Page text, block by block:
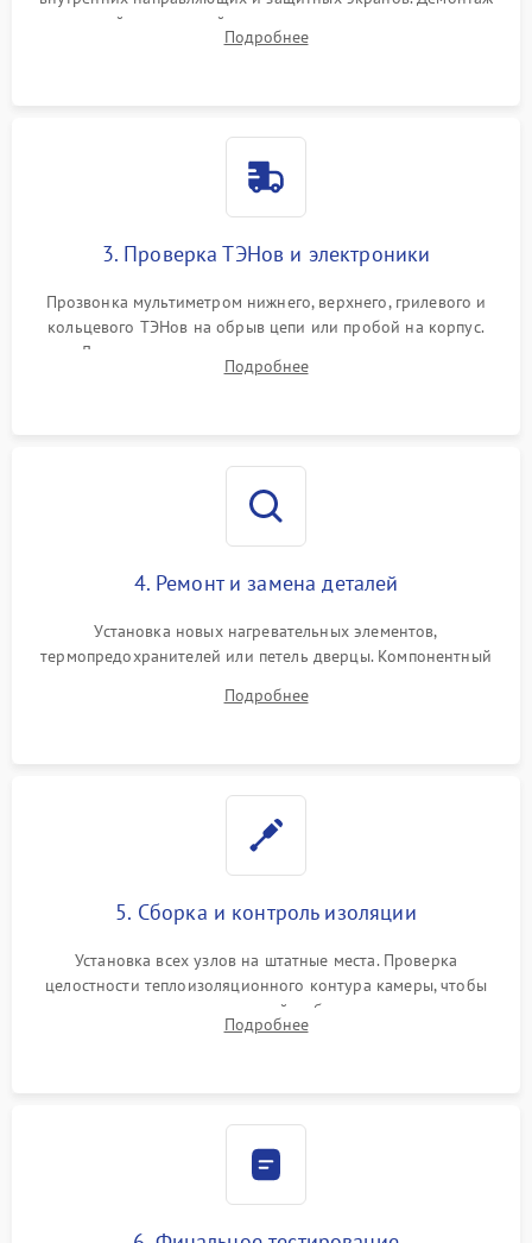
задней или верхней панели для прямого доступа к
нагревательным элементам, плате и вентиляторам.
Подробнее
3. Проверка ТЭНов и электроники
Прозвонка мультиметром нижнего, верхнего, грилевого и
кольцевого ТЭНов на обрыв цепи или пробой на корпус.
Диагностика термостата, датчиков температуры,
переключателя режимов и мотора конвекции.
Подробнее
4. Ремонт и замена деталей
Установка новых нагревательных элементов,
термопредохранителей или петель дверцы. Компонентный
выгоревших реле, восстановление контактов и замена
Подробнее
5. Сборка и контроль изоляции
Установка всех узлов на штатные места. Проверка
целостности теплоизоляционного контура камеры, чтобы
исключить перегрев кухонной мебели и потерю тепла.
Надежная фиксация клемм и сборка корпуса шкафа.
Подробнее